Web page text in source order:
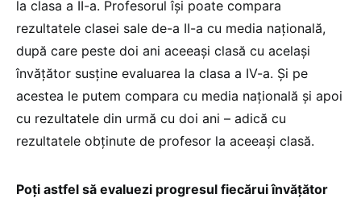
la clasa a II-a. Profesorul își poate compara
rezultatele clasei sale de-a II-a cu media națională,
după care peste doi ani aceeași clasă cu același
învățător susține evaluarea la clasa a IV-a. Și pe
acestea le putem compara cu media națională și apoi
cu rezultatele din urmă cu doi ani – adică cu
rezultatele obținute de profesor la aceeași clasă.
Poți astfel să evaluezi progresul fiecărui învățător